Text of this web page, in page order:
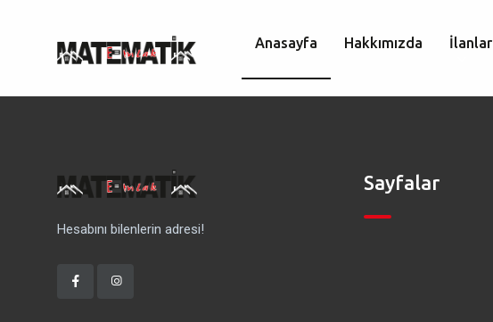
Anasayfa Hakkımızda İlanlar
Hesabını bilenlerin adresi!
Sayfalar